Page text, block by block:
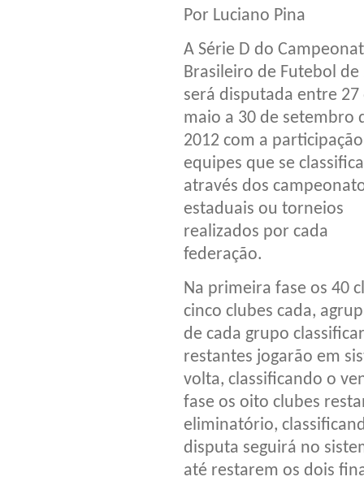
Por Luciano Pina
A Série D do
Brasileiro de Futebol de
será disputada entre 27
maio a 30 de setembro
2012 com a
equipes que se
através dos
estaduais ou torneios
realizados por cada
federação.
Na primeira fase os 40
cinco clubes cada,
de cada grupo
restantes jogarão em
volta, classificando o
fase os oito clubes
eliminatório,
disputa seguirá no
até restarem os dois